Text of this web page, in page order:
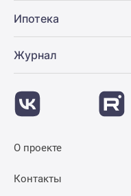
Ипотека
Журнал
О проекте
Контакты